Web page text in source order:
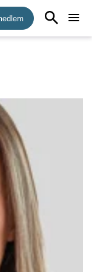
Råd & stöd
Kontakta oss
och uppdrag